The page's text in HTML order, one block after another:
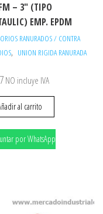
– 3″ (TIPO
EMP. EPDM
RANURADOS / CONTRA
, UNION RIGIDA RANURADA
NO incluye IVA
al carrito
por WhatsApp